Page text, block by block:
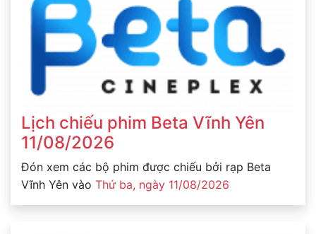
Lịch chiếu phim Beta Vĩnh Yên
11/08/2026
Đón xem các bộ phim được chiếu bởi rạp Beta
Vĩnh Yên vào Thứ ba, ngày 11/08/2026